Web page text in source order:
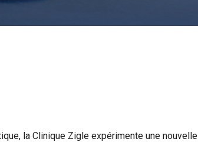
la Clinique Zigle expérimente une nouvelle